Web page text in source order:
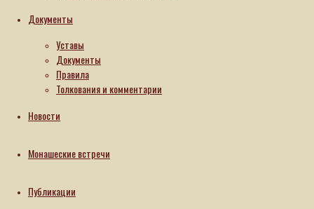
Документы
Уставы
Документы
Правила
Толкования и комментарии
Новости
Монашеские встречи
Публикации